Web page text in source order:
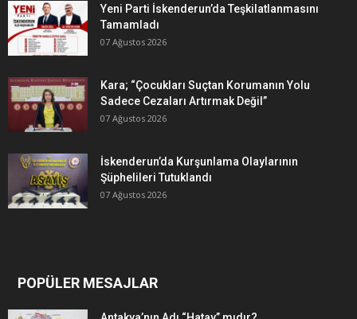
Yeni Parti İskenderun’da Teşkilatlanmasını
Tamamladı
07 Ağustos 2026
Kara; “Çocukları Suçtan Korumanın Yolu
Sadece Cezaları Artırmak Değil”
07 Ağustos 2026
İskenderun’da Kurşunlama Olaylarının
Şüphelileri Tutuklandı
07 Ağustos 2026
POPÜLER MESAJLAR